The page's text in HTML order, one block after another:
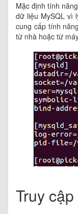
Mặc định tính
dữ liệu MySQL vì
cung cấp tính
từ nhà hoặc từ
Truy